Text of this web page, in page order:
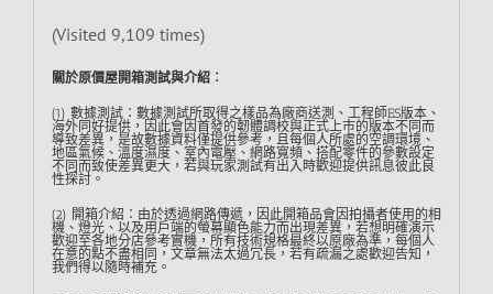
(Visited 9,109 times)
關於原價屋開箱測試與介紹︰
(1) 數據測試：數據測試所取得之樣品為廠商送測、工程師ES版本、
海外同好提供，因此會因首發的韌體調校與正式上市的版本不同而
導致差異，是故數據資料僅提供參考，且每個人所處的空調環境、
地區氣候、溫度濕度、室內電壓、網路寬頻、搭配零件的參數設定
不同而致使差異更大，若與玩家測試有出入時歡迎提供訊息彼此良
性探討。
(2) 開箱介紹：由於透過網路傳遞，因此開箱品會因拍攝者使用的相
機、燈光、以及用戶端的螢幕顯色能力而出現差異，若想明確演示
歡迎至各地分店參考實機，所有技術規格最終以原廠為準，每個人
在意的點不盡相同，文章無法太過冗長，若有疏漏之處歡迎告知，
我們得以隨時補充。